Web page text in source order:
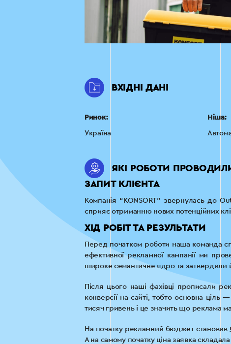
ВХІДНІ ДАНІ
Ринок:
Україна
Ніша:
ЯКІ РОБОТИ
ЗАПИТ КЛІЄНТА
Компанія “KONSORT” звернулась до
сприяє отриманню нових потенційних
ХІД РОБІТ ТА РЕЗУЛЬТАТИ
Перед початком роботи наша команда
ефективної рекламної кампанії ми
широке семантичне ядро та затвердили
Після цього наші фахівці прописали
конверсії на сайті, тобто основна
тисяч гривень і це значить що реклама
На початку рекламний бюджет становив
А на самому початку ціна заявка